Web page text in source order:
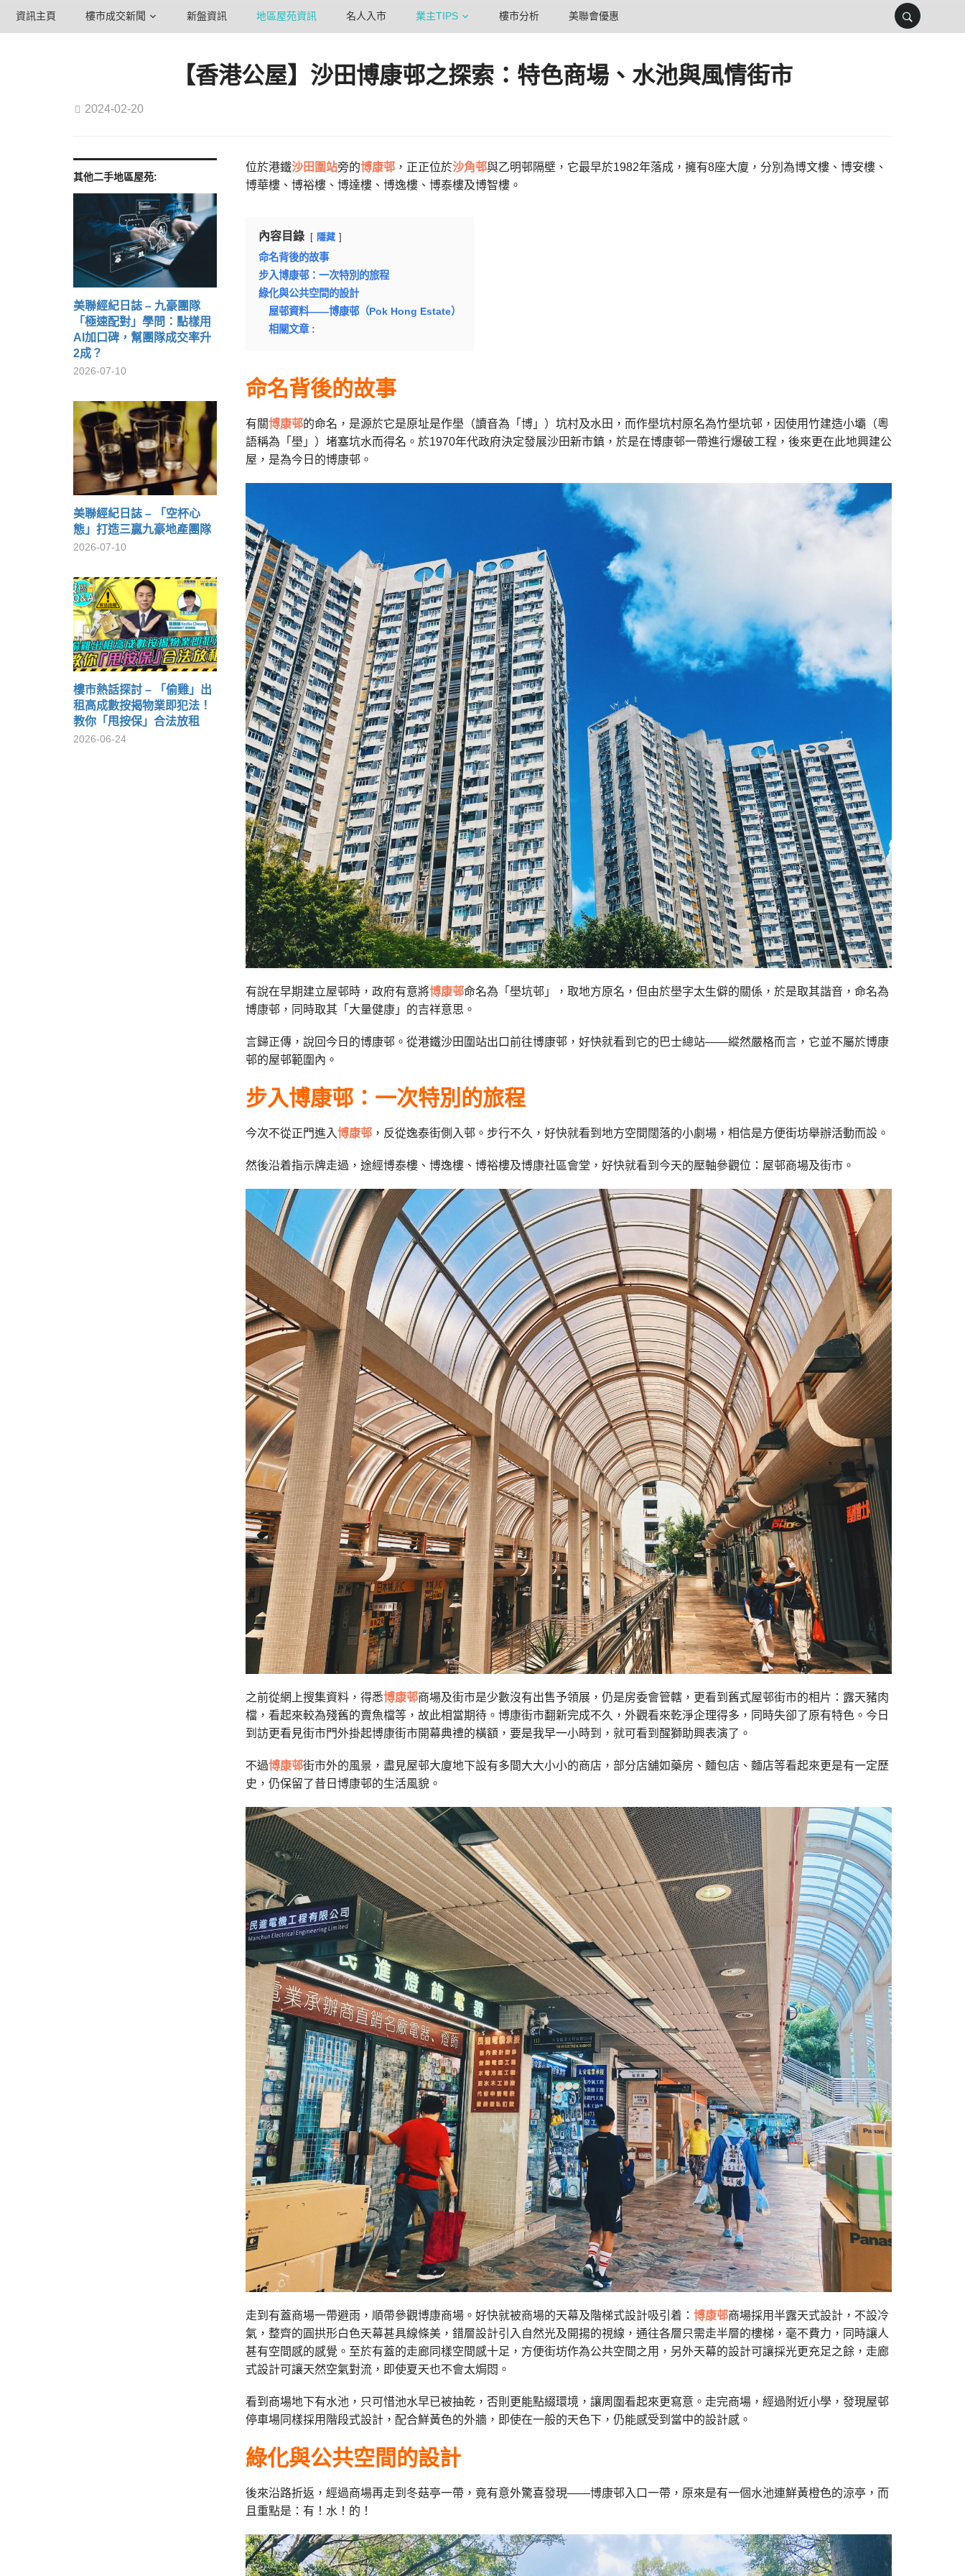
資訊主頁 樓市成交新聞 新盤資訊 地區屋苑資訊 名人入市 業主TIPS 樓市分析 美聯會優惠
【香港公屋】沙田博康邨之探索：特色商場、水池與風情街市
2024-02-20
其他二手地區屋苑:
美聯經紀日誌 – 九豪團隊
「極速配對」學問：點樣用
AI加口碑，幫團隊成交率升
2成？
2026-07-10
美聯經紀日誌 – 「空杯心
態」打造三贏九豪地產團隊
2026-07-10
樓市熱話探討 – 「偷雞」出
租高成數按揭物業即犯法！
教你「甩按保」合法放租
2026-06-24
位於港鐵沙田圍站旁的博康邨 ，正正位於沙角邨與乙明邨隔壁，它最早於1982年落成，擁有8座大廈，分別為博文樓、博安樓、
博華樓、博裕樓、博達樓、博逸樓、博泰樓及博智樓。
內容目錄 隱藏
命名背後的故事
步入博康邨：一次特別的旅程
綠化與公共空間的設計
屋邨資料——博康邨（Pok Hong Estate）
相關文章 :
命名背後的故事
有關博康邨的命名，是源於它是原址是作壆（讀音為「博」）坑村及水田，而作壆坑村原名為竹壆坑邨，因使用竹建造小壩（粵
語稱為「壆」）堵塞坑水而得名。於1970年代政府決定發展沙田新市鎮，於是在博康邨一帶進行爆破工程，後來更在此地興建公
屋，是為今日的博康邨。
有說在早期建立屋邨時，政府有意將博康邨命名為「壆坑邨」，取地方原名，但由於壆字太生僻的關係，於是取其諧音，命名為
博康邨，同時取其「大量健康」的吉祥意思。
言歸正傳，說回今日的博康邨。從港鐵沙田圍站出口前往博康邨，好快就看到它的巴士總站——縱然嚴格而言，它並不屬於博康
邨的屋邨範圍內。
步入博康邨：一次特別的旅程
今次不從正門進入博康邨 ，反從逸泰街側入邨。步行不久，好快就看到地方空間闊落的小劇場，相信是方便街坊舉辦活動而設。
然後沿着指示牌走過，途經博泰樓、博逸樓、博裕樓及博康社區會堂，好快就看到今天的壓軸參觀位：屋邨商場及街市。
之前從網上搜集資料，得悉博康邨商場及街市是少數沒有出售予領展，仍是房委會管轄，更看到舊式屋邨街市的相片：露天豬肉
檔，看起來較為殘舊的賣魚檔等，故此相當期待。 博康街市翻新完成不久，外觀看來乾淨企理得多，同時失卻了原有特色。今日
到訪更看見街市門外掛起博康街市開幕典禮的橫額，要是我早一小時到，就可看到醒獅助興表演了。
不過博康邨街市外的風景，盡見屋邨大廈地下設有多間大大小小的商店，部分店舖如藥房、麵包店、麵店等看起來更是有一定歷
史，仍保留了昔日博康邨的生活風貌。
走到有蓋商場一帶避雨，順帶參觀博康商場。 好快就被商場的天幕及階梯式設計吸引着： 博康邨商場採用半露天式設計，不設冷
氣，整齊的圓拱形白色天幕甚具線條美，錯層設計引入自然光及開揚的視線，通往各層只需走半層的樓梯，毫不費力，同時讓人
甚有空間感的感覺。至於有蓋的走廊同樣空間感十足，方便街坊作為公共空間之用，另外天幕的設計可讓採光更充足之餘，走廊
式設計可讓天然空氣對流，即使夏天也不會太焗悶。
看到商場地下有水池，只可惜池水早已被抽乾，否則更能點綴環境，讓周圍看起來更寫意。走完商場，經過附近小學，發現屋邨
停車場同樣採用階段式設計，配合鮮黃色的外牆，即使在一般的天色下，仍能感受到當中的設計感。
綠化與公共空間的設計
後來沿路折返，經過商場再走到冬菇亭一帶，竟有意外驚喜發現——博康邨入口一帶，原來是有一個水池連鮮黃橙色的涼亭，而
且重點是：有！水！的！